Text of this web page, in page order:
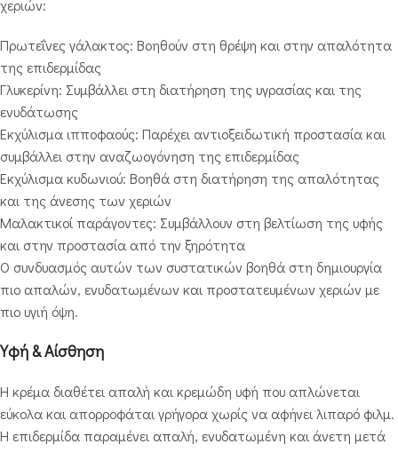
χεριών:
Πρωτεΐνες γάλακτος: Βοηθούν στη θρέψη και στην απαλότητα
της επιδερμίδας
Γλυκερίνη: Συμβάλλει στη διατήρηση της υγρασίας και της
ενυδάτωσης
Εκχύλισμα ιπποφαούς: Παρέχει αντιοξειδωτική προστασία και
συμβάλλει στην αναζωογόνηση της επιδερμίδας
Εκχύλισμα κυδωνιού: Βοηθά στη διατήρηση της απαλότητας
και της άνεσης των χεριών
Μαλακτικοί παράγοντες: Συμβάλλουν στη βελτίωση της υφής
και στην προστασία από την ξηρότητα
Ο συνδυασμός αυτών των συστατικών βοηθά στη δημιουργία
πιο απαλών, ενυδατωμένων και προστατευμένων χεριών με
πιο υγιή όψη.
Υφή & Αίσθηση
Η κρέμα διαθέτει απαλή και κρεμώδη υφή που απλώνεται
εύκολα και απορροφάται γρήγορα χωρίς να αφήνει λιπαρό φιλμ.
Η επιδερμίδα παραμένει απαλή, ενυδατωμένη και άνετη μετά